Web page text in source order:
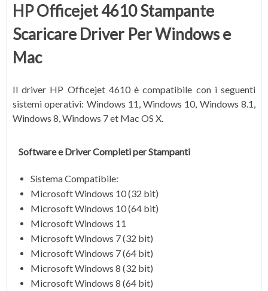
HP Officejet 4610 Stampante
Scaricare Driver Per Windows e
Mac
Il driver HP Officejet 4610 è compatibile con i seguenti
sistemi operativi: Windows 11, Windows 10, Windows 8.1,
Windows 8, Windows 7 et Mac OS X.
Software e Driver Completi per Stampanti
Sistema Compatibile:
Microsoft Windows 10 (32 bit)
Microsoft Windows 10 (64 bit)
Microsoft Windows 11
Microsoft Windows 7 (32 bit)
Microsoft Windows 7 (64 bit)
Microsoft Windows 8 (32 bit)
Microsoft Windows 8 (64 bit)